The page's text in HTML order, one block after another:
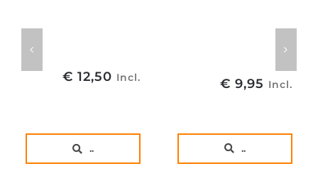
€ 12,50 Incl.
..
€ 9,95 Incl.
..